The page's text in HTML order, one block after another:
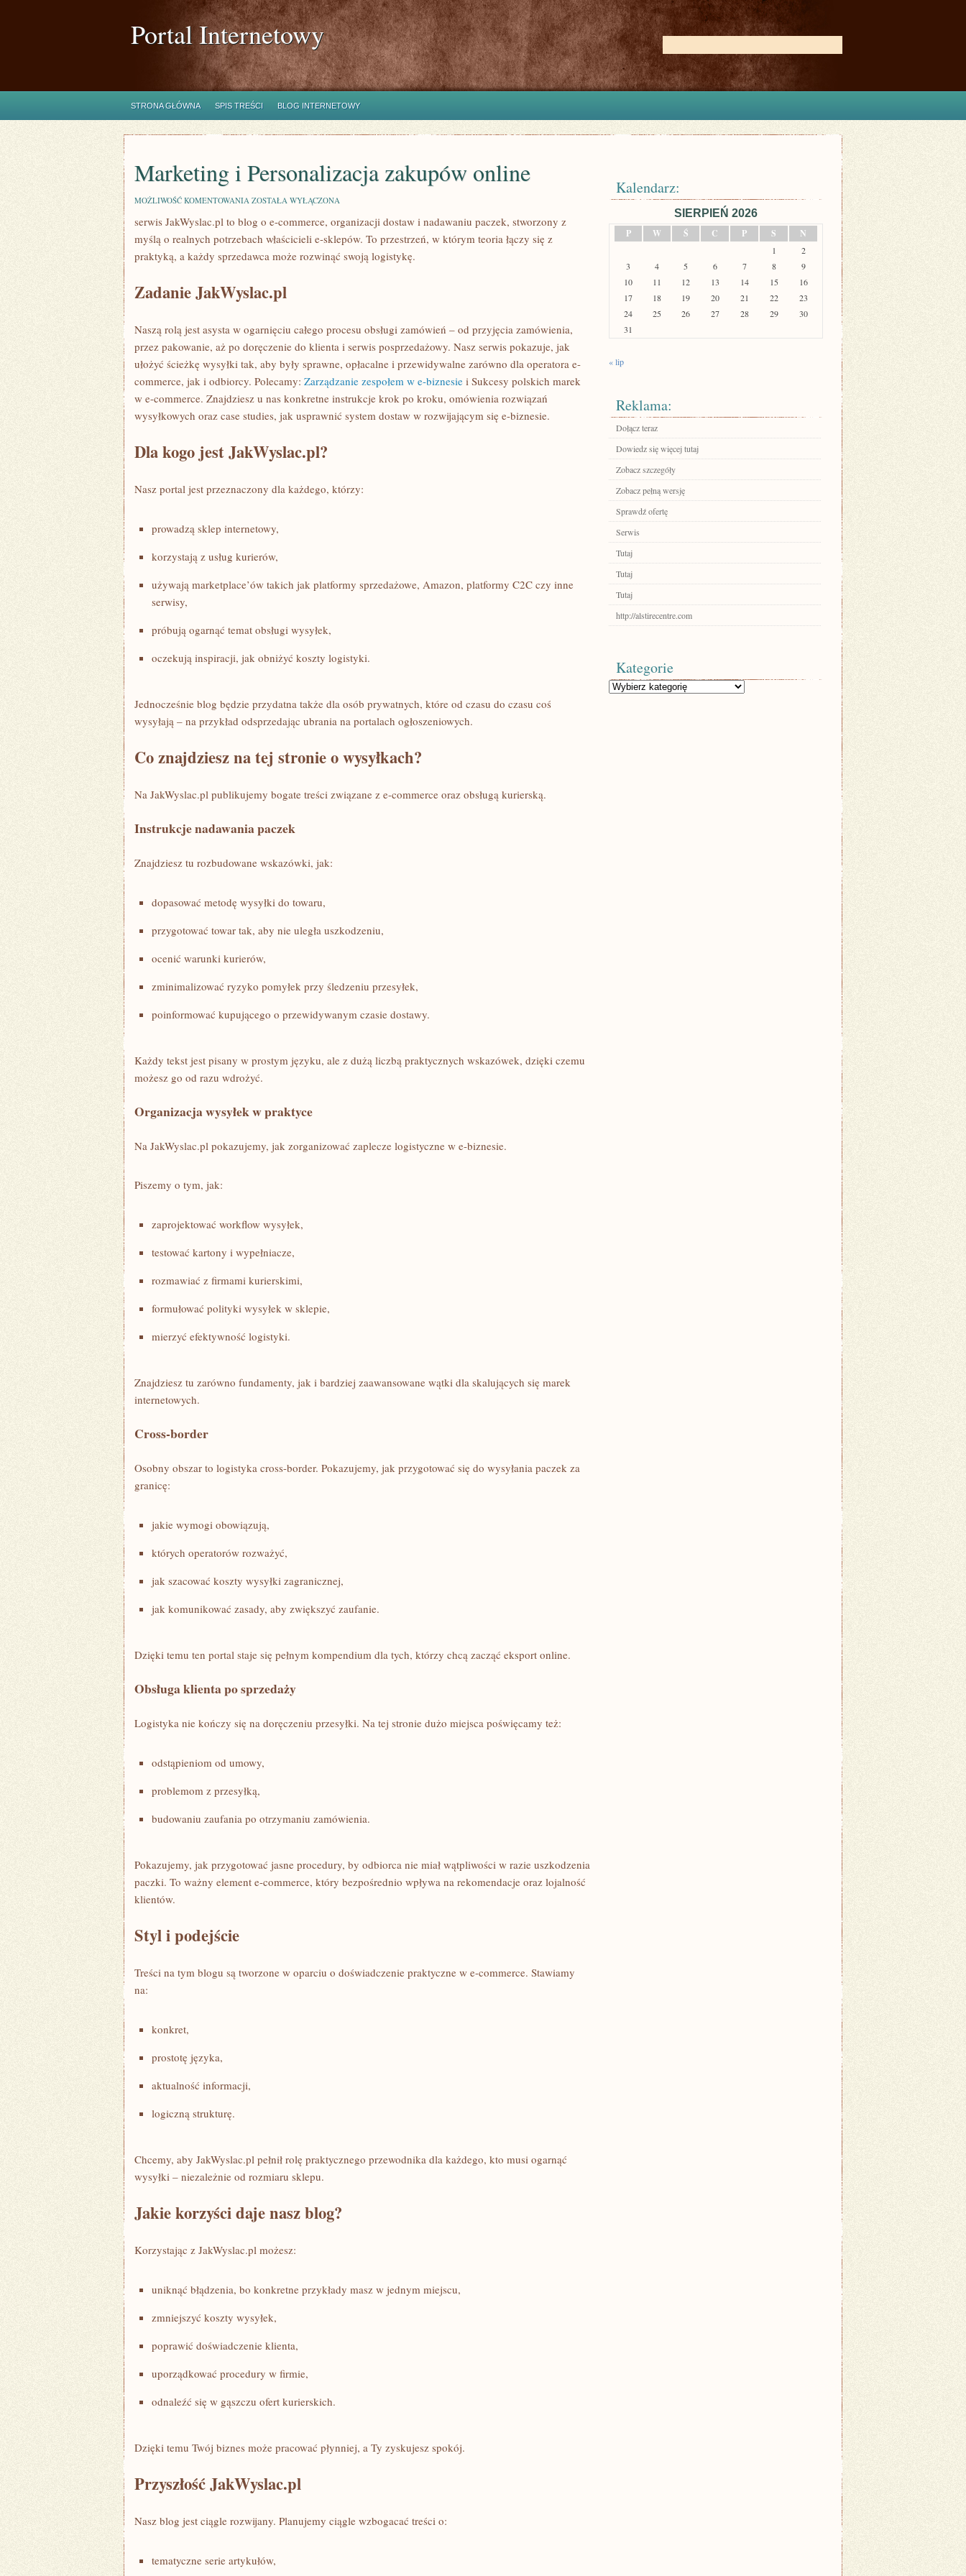
Portal Internetowy
STRONA GŁÓWNA SPIS TREŚCI BLOG INTERNETOWY
Marketing i Personalizacja zakupów online
MOŻLIWOŚĆ KOMENTOWANIA MARKETING
PERSONALIZACJA
ONLINE
ZOSTAŁA WYŁĄCZONA
serwis JakWyslac.pl to blog o e-commerce, organizacji dostaw i nadawaniu paczek, stworzony z
myślą o realnych potrzebach właścicieli e-sklepów. To przestrzeń, w którym teoria łączy się z
praktyką, a każdy sprzedawca może rozwinąć swoją logistykę.
Zadanie JakWyslac.pl
Naszą rolą jest asysta w ogarnięciu całego procesu obsługi zamówień – od przyjęcia zamówienia,
przez pakowanie, aż po doręczenie do klienta i serwis posprzedażowy. Nasz serwis pokazuje, jak
ułożyć ścieżkę wysyłki tak, aby były sprawne, opłacalne i przewidywalne zarówno dla operatora e-
commerce, jak i odbiorcy. Polecamy: Zarządzanie zespołem w e-biznesie i Sukcesy polskich marek
w e-commerce. Znajdziesz u nas konkretne instrukcje krok po kroku, omówienia rozwiązań
wysyłkowych oraz case studies, jak usprawnić system dostaw w rozwijającym się e-biznesie.
Dla kogo jest JakWyslac.pl?
Nasz portal jest przeznaczony dla każdego, którzy:
prowadzą sklep internetowy,
korzystają z usług kurierów,
używają marketplace’ów takich jak platformy sprzedażowe, Amazon, platformy C2C czy inne
serwisy,
próbują ogarnąć temat obsługi wysyłek,
oczekują inspiracji, jak obniżyć koszty logistyki.
Jednocześnie blog będzie przydatna także dla osób prywatnych, które od czasu do czasu coś
wysyłają – na przykład odsprzedając ubrania na portalach ogłoszeniowych.
Co znajdziesz na tej stronie o wysyłkach?
Na JakWyslac.pl publikujemy bogate treści związane z e-commerce oraz obsługą kurierską.
Instrukcje nadawania paczek
Znajdziesz tu rozbudowane wskazówki, jak:
dopasować metodę wysyłki do towaru,
przygotować towar tak, aby nie uległa uszkodzeniu,
ocenić warunki kurierów,
zminimalizować ryzyko pomyłek przy śledzeniu przesyłek,
poinformować kupującego o przewidywanym czasie dostawy.
Każdy tekst jest pisany w prostym języku, ale z dużą liczbą praktycznych wskazówek, dzięki czemu
możesz go od razu wdrożyć.
Organizacja wysyłek w praktyce
Na JakWyslac.pl pokazujemy, jak zorganizować zaplecze logistyczne w e-biznesie.
Piszemy o tym, jak:
zaprojektować workflow wysyłek,
testować kartony i wypełniacze,
rozmawiać z firmami kurierskimi,
formułować polityki wysyłek w sklepie,
mierzyć efektywność logistyki.
Znajdziesz tu zarówno fundamenty, jak i bardziej zaawansowane wątki dla skalujących się marek
internetowych.
Cross-border
Osobny obszar to logistyka cross-border. Pokazujemy, jak przygotować się do wysyłania paczek za
granicę:
jakie wymogi obowiązują,
których operatorów rozważyć,
jak szacować koszty wysyłki zagranicznej,
jak komunikować zasady, aby zwiększyć zaufanie.
Dzięki temu ten portal staje się pełnym kompendium dla tych, którzy chcą zacząć eksport online.
Obsługa klienta po sprzedaży
Logistyka nie kończy się na doręczeniu przesyłki. Na tej stronie dużo miejsca poświęcamy też:
odstąpieniom od umowy,
problemom z przesyłką,
budowaniu zaufania po otrzymaniu zamówienia.
Pokazujemy, jak przygotować jasne procedury, by odbiorca nie miał wątpliwości w razie uszkodzenia
paczki. To ważny element e-commerce, który bezpośrednio wpływa na rekomendacje oraz lojalność
klientów.
Styl i podejście
Treści na tym blogu są tworzone w oparciu o doświadczenie praktyczne w e-commerce. Stawiamy
na:
konkret,
prostotę języka,
aktualność informacji,
logiczną strukturę.
Chcemy, aby JakWyslac.pl pełnił rolę praktycznego przewodnika dla każdego, kto musi ogarnąć
wysyłki – niezależnie od rozmiaru sklepu.
Jakie korzyści daje nasz blog?
Korzystając z JakWyslac.pl możesz:
uniknąć błądzenia, bo konkretne przykłady masz w jednym miejscu,
zmniejszyć koszty wysyłek,
poprawić doświadczenie klienta,
uporządkować procedury w firmie,
odnaleźć się w gąszczu ofert kurierskich.
Dzięki temu Twój biznes może pracować płynniej, a Ty zyskujesz spokój.
Przyszłość JakWyslac.pl
Nasz blog jest ciągle rozwijany. Planujemy ciągle wzbogacać treści o:
tematyczne serie artykułów,
Kalendarz:
SIERPIEŃ 2026
P
W Ś C P S N
1
2
3
4 5 6 7 8
9
10
11 12 13 14 15
16
17
18 19 20 21 22
23
24
25 26 27 28 29
30
31
« lip
Reklama:
Dołącz teraz
Dowiedz się więcej tutaj
Zobacz szczegóły
Zobacz pełną wersję
Sprawdź ofertę
Serwis
Tutaj
Tutaj
Tutaj
http://alstirecentre.com
Kategorie
Kategorie